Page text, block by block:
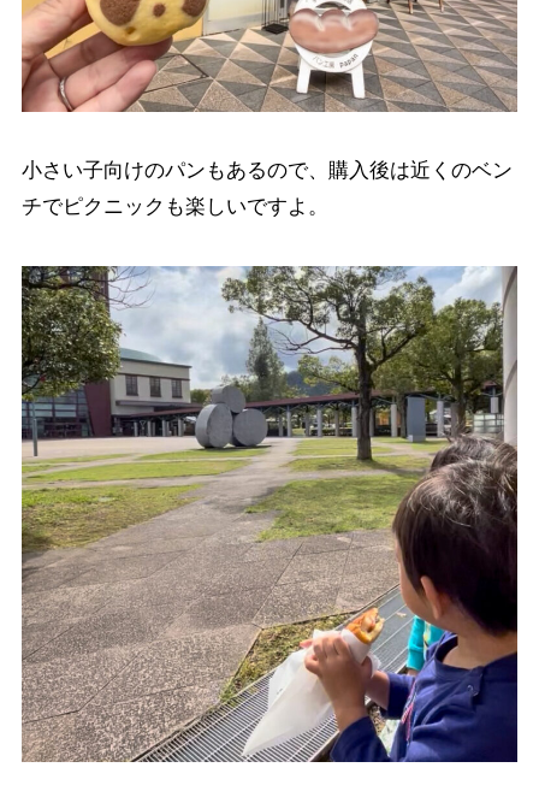
小さい子向けのパンもあるので、購入後は近くのベン
チでピクニックも楽しいですよ。